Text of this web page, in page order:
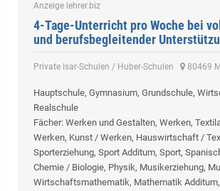
Anzeige lehrer.biz
4-Tage-Unterricht pro Woche bei
und berufsbegleitender
Private Isar-Schulen / Huber-Schulen 80469
Hauptschule, Gymnasium, Grundschule,
Realschule
Fächer: Werken und Gestalten, Werken,
Werken, Kunst / Werken, Hauswirtschaft /
Sporterziehung, Sport Additum, Sport,
Chemie / Biologie, Physik, Musikerziehung,
Wirtschaftsmathematik, Mathematik